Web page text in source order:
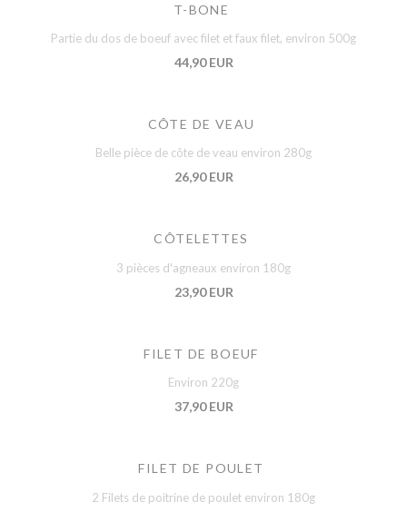
T-BONE
Partie du dos de boeuf avec filet et faux filet, environ 500g
44,90 EUR
CÔTE DE VEAU
Belle pièce de côte de veau environ 280g
26,90 EUR
CÔTELETTES
3 pièces d'agneaux environ 180g
23,90 EUR
FILET DE BOEUF
Environ 220g
37,90 EUR
FILET DE POULET
2 Filets de poitrine de poulet environ 180g